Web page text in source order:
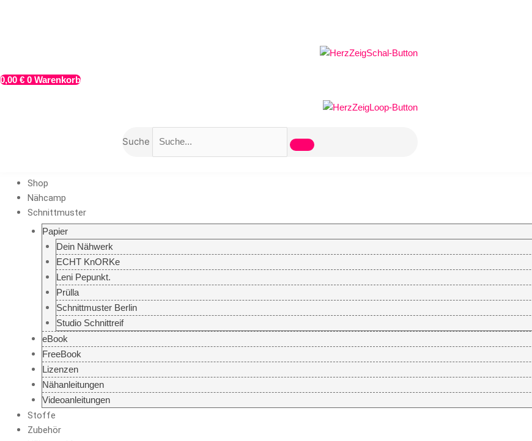
0,00 € 0 Warenkorb
Suche
Shop
Nähcamp
Schnittmuster
Papier
Dein Nähwerk
ECHT KnORKe
Leni Pepunkt.
Prülla
Schnittmuster Berlin
Studio Schnittreif
eBook
FreeBook
Lizenzen
Nähanleitungen
Videoanleitungen
Stoffe
Zubehör